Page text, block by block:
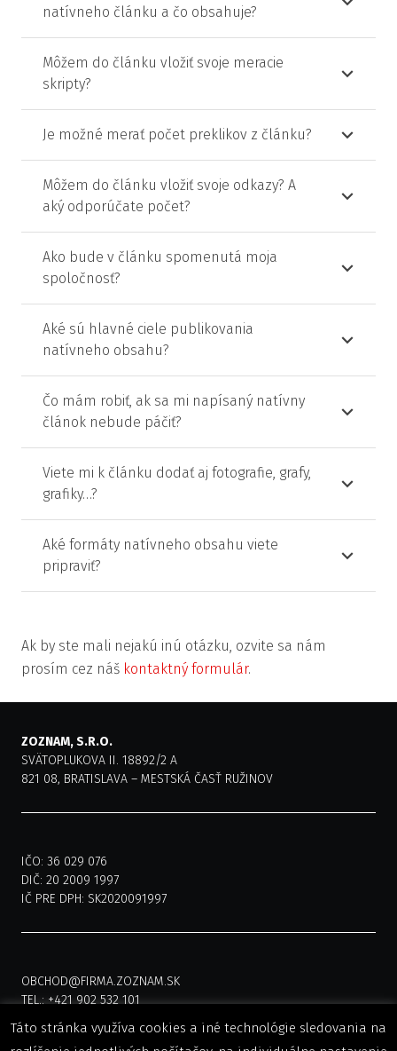
natívneho článku a čo obsahuje?
Môžem do článku vložiť svoje meracie
skripty?
Je možné merať počet preklikov z článku?
Môžem do článku vložiť svoje odkazy? A
aký odporúčate počet?
Ako bude v článku spomenutá moja
spoločnosť?
Aké sú hlavné ciele publikovania
natívneho obsahu?
Čo mám robiť, ak sa mi napísaný natívny
článok nebude páčiť?
Viete mi k článku dodať aj fotografie, grafy,
grafiky…?
Aké formáty natívneho obsahu viete
pripraviť?
Ak by ste mali nejakú inú otázku, ozvite sa nám
prosím cez náš kontaktný formulár.
ZOZNAM, S.R.O.
SVÄTOPLUKOVA II. 18892/2 A
821 08, BRATISLAVA – MESTSKÁ ČASŤ RUŽINOV
IČO: 36 029 076
DIČ: 20 2009 1997
IČ PRE DPH: SK2020091997
OBCHOD@FIRMA.ZOZNAM.SK
TEL.: +421 902 532 101
Táto stránka využíva cookies a iné technológie sledovania na